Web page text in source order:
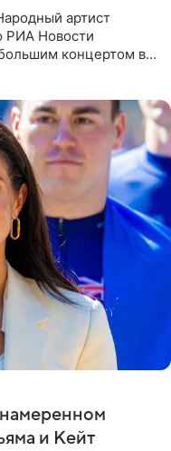
артист
РИА Новости
концертом в
и Кейт